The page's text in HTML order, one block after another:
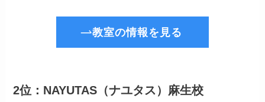
教室の情報を見る
2位：NAYUTAS（ナユタス）麻生校